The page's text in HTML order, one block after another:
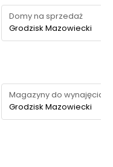
Domy na sprzedaż
Grodzisk Mazowiecki
Magazyny do wynajęcia
Grodzisk Mazowiecki